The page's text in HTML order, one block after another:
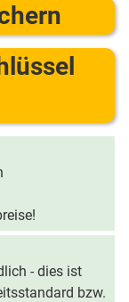
- dies ist
bzw.